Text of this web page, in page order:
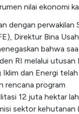
nilai ekonomi
dengan perwakilan
Direktur Bina
bahwa
RI melalui utusan
Iklim dan Energi telah
rencana program
12 juta hektar
sektor kehutanan